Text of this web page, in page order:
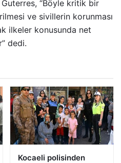
Guterres, “Böyle kritik bir
ve sivillerin korunması
ilkeler konusunda net
dedi.
Kocaeli polisinden